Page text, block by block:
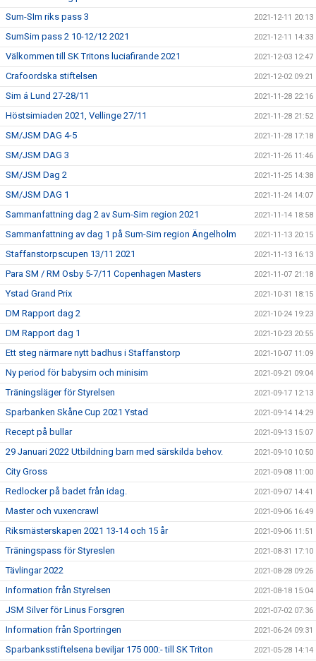
Sum-SIm riks pass 3 2021-12-11 20:13
SumSim pass 2 10-12/12 2021 2021-12-11 14:33
Välkommen till SK Tritons luciafirande 2021 2021-12-03 12:47
Crafoordska stiftelsen 2021-12-02 09:21
Sim á Lund 27-28/11 2021-11-28 22:16
Höstsimiaden 2021, Vellinge 27/11 2021-11-28 21:52
SM/JSM DAG 4-5 2021-11-28 17:18
SM/JSM DAG 3 2021-11-26 11:46
SM/JSM Dag 2 2021-11-25 14:38
SM/JSM DAG 1 2021-11-24 14:07
Sammanfattning dag 2 av Sum-Sim region 2021 2021-11-14 18:58
Sammanfattning av dag 1 på Sum-Sim region Ängelholm 2021-11-13 20:15
Staffanstorpscupen 13/11 2021 2021-11-13 16:13
Para SM / RM Osby 5-7/11 Copenhagen Masters 2021-11-07 21:18
Ystad Grand Prix 2021-10-31 18:15
DM Rapport dag 2 2021-10-24 19:23
DM Rapport dag 1 2021-10-23 20:55
Ett steg närmare nytt badhus i Staffanstorp 2021-10-07 11:09
Ny period för babysim och minisim 2021-09-21 09:04
Träningsläger för Styrelsen 2021-09-17 12:13
Sparbanken Skåne Cup 2021 Ystad 2021-09-14 14:29
Recept på bullar 2021-09-13 15:07
29 Januari 2022 Utbildning barn med särskilda behov. 2021-09-10 10:50
City Gross 2021-09-08 11:00
Redlocker på badet från idag. 2021-09-07 14:41
Master och vuxencrawl 2021-09-06 16:49
Riksmästerskapen 2021 13-14 och 15 år 2021-09-06 11:51
Träningspass för Styreslen 2021-08-31 17:10
Tävlingar 2022 2021-08-28 09:26
Information från Styrelsen 2021-08-18 15:04
JSM Silver för Linus Forsgren 2021-07-02 07:36
Information från Sportringen 2021-06-24 09:31
Sparbanksstiftelsena beviljar 175 000:- till SK Triton 2021-05-28 14:14